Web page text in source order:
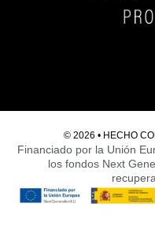
© 2026 • HECHO
Financiado por la Unión
los fondos Next